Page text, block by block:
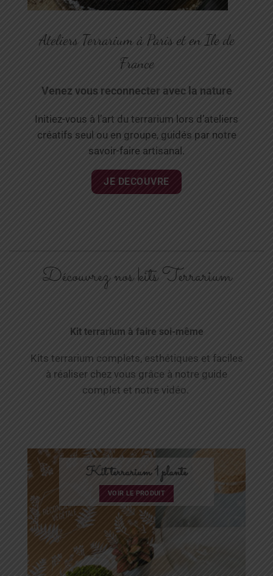
Ateliers Terrarium à Paris et en Ile de
France
Venez vous reconnecter avec la nature
Initiez-vous à l’art du terrarium lors d’ateliers
créatifs seul ou en groupe, guidés par notre
savoir-faire artisanal.
JE DECOUVRE
Découvrez nos kits Terrarium
Kit terrarium à faire soi-même
Kits terrarium complets, esthétiques et faciles
à réaliser chez vous grâce à notre guide
complet et notre vidéo.
Kit terrarium 1 plante
VOIR LE PRODUIT